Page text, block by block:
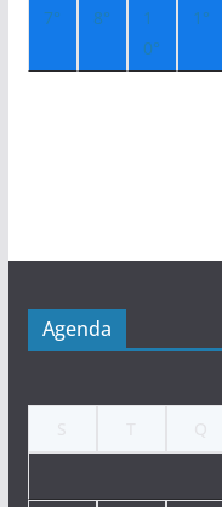
7°
8°
1
0°
1°
Agenda